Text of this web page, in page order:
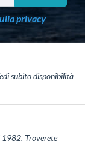
privacy
subito disponibilità
1982. Troverete